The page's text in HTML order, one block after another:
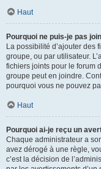
Haut
Pourquoi ne puis-je pas
La possibilité d’ajouter des
groupe, ou par utilisateur.
fichiers joints pour le forum
groupe peut en joindre.
pourquoi vous ne pouvez
Haut
Pourquoi ai-je reçu un
Chaque administrateur a
avez dérogé à une règle,
c’est la décision de